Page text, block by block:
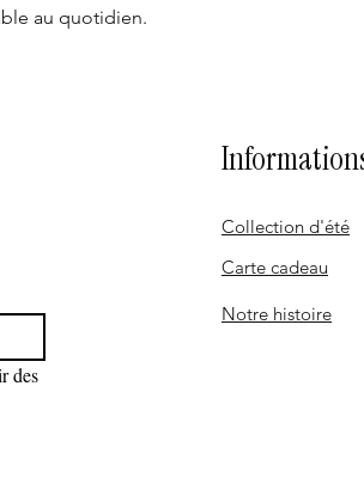
au quotidien.
Collection d'été
des
Carte cadeau
Notre histoire